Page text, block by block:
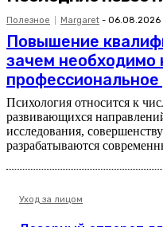
Полезное Margaret - 06.08.2026
Повышение
зачем необходимо
профессиональное
Психология относится к
развивающихся
исследования,
разрабатываются
Уход за лицом